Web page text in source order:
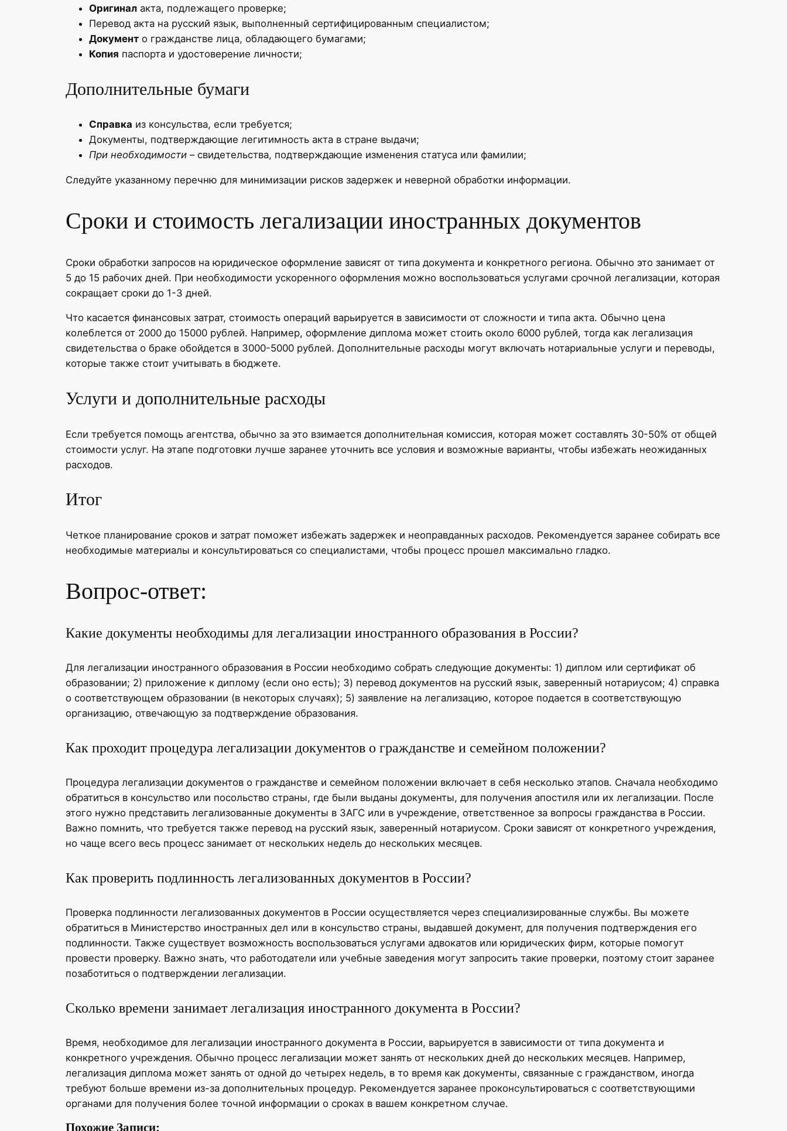
Оригинал акта, подлежащего проверке;
Перевод акта на русский язык, выполненный сертифицированным специалистом;
Документ о гражданстве лица, обладающего бумагами;
Копия паспорта и удостоверение личности;
Дополнительные бумаги
Справка из консульства, если требуется;
Документы, подтверждающие легитимность акта в стране выдачи;
При необходимости – свидетельства, подтверждающие изменения статуса или фамилии;
Следуйте указанному перечню для минимизации рисков задержек и неверной обработки информации.
Сроки и стоимость легализации иностранных документов
Сроки обработки запросов на юридическое оформление зависят от типа документа и конкретного региона. Обычно это занимает от
5 до 15 рабочих дней. При необходимости ускоренного оформления можно воспользоваться услугами срочной легализации, которая
сокращает сроки до 1-3 дней.
Что касается финансовых затрат, стоимость операций варьируется в зависимости от сложности и типа акта. Обычно цена
колеблется от 2000 до 15000 рублей. Например, оформление диплома может стоить около 6000 рублей, тогда как легализация
свидетельства о браке обойдется в 3000-5000 рублей. Дополнительные расходы могут включать нотариальные услуги и переводы,
которые также стоит учитывать в бюджете.
Услуги и дополнительные расходы
Если требуется помощь агентства, обычно за это взимается дополнительная комиссия, которая может составлять 30-50% от общей
стоимости услуг. На этапе подготовки лучше заранее уточнить все условия и возможные варианты, чтобы избежать неожиданных
расходов.
Итог
Четкое планирование сроков и затрат поможет избежать задержек и неоправданных расходов. Рекомендуется заранее собирать все
необходимые материалы и консультироваться со специалистами, чтобы процесс прошел максимально гладко.
Вопрос-ответ:
Какие документы необходимы для легализации иностранного образования в России?
Для легализации иностранного образования в России необходимо собрать следующие документы: 1) диплом или сертификат об
образовании; 2) приложение к диплому (если оно есть); 3) перевод документов на русский язык, заверенный нотариусом; 4) справка
о соответствующем образовании (в некоторых случаях); 5) заявление на легализацию, которое подается в соответствующую
организацию, отвечающую за подтверждение образования.
Как проходит процедура легализации документов о гражданстве и семейном положении?
Процедура легализации документов о гражданстве и семейном положении включает в себя несколько этапов. Сначала необходимо
обратиться в консульство или посольство страны, где были выданы документы, для получения апостиля или их легализации. После
этого нужно представить легализованные документы в ЗАГС или в учреждение, ответственное за вопросы гражданства в России.
Важно помнить, что требуется также перевод на русский язык, заверенный нотариусом. Сроки зависят от конкретного учреждения,
но чаще всего весь процесс занимает от нескольких недель до нескольких месяцев.
Как проверить подлинность легализованных документов в России?
Проверка подлинности легализованных документов в России осуществляется через специализированные службы. Вы можете
обратиться в Министерство иностранных дел или в консульство страны, выдавшей документ, для получения подтверждения его
подлинности. Также существует возможность воспользоваться услугами адвокатов или юридических фирм, которые помогут
провести проверку. Важно знать, что работодатели или учебные заведения могут запросить такие проверки, поэтому стоит заранее
позаботиться о подтверждении легализации.
Сколько времени занимает легализация иностранного документа в России?
Время, необходимое для легализации иностранного документа в России, варьируется в зависимости от типа документа и
конкретного учреждения. Обычно процесс легализации может занять от нескольких дней до нескольких месяцев. Например,
легализация диплома может занять от одной до четырех недель, в то время как документы, связанные с гражданством, иногда
требуют больше времени из-за дополнительных процедур. Рекомендуется заранее проконсультироваться с соответствующими
органами для получения более точной информации о сроках в вашем конкретном случае.
Похожие Записи: